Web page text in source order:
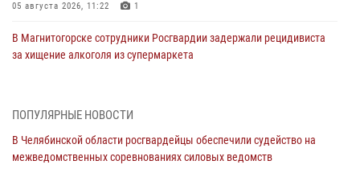
05 августа 2026, 11:22 1
В Магнитогорске сотрудники Росгвардии задержали рецидивиста
за хищение алкоголя из супермаркета
На Южном Урале спецназ Росгвардии провел военно-полевые
ПОПУЛЯРНЫЕ НОВОСТИ
В Челябинской области росгвардейцы обеспечили судейство на
межведомственных соревнованиях силовых ведомств